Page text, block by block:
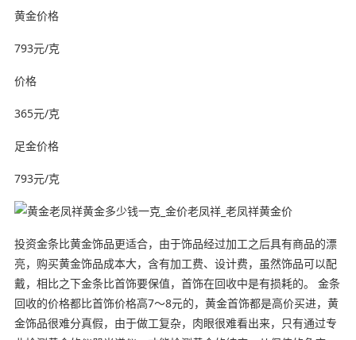
黄金价格
793元/克
价格
365元/克
足金价格
793元/克
投资金条比黄金饰品更适合，由于饰品经过加工之后具有商品的漂
亮，购买黄金饰品成本大，含有加工费、设计费，虽然饰品可以配
戴，相比之下金条比首饰要保值，首饰在回收中是有损耗的。 金条
回收的价格都比首饰价格高7～8元的，黄金首饰都是高价买进，黄
金饰品很难分真假，由于做工复杂，肉眼很难看出来，只有通过专